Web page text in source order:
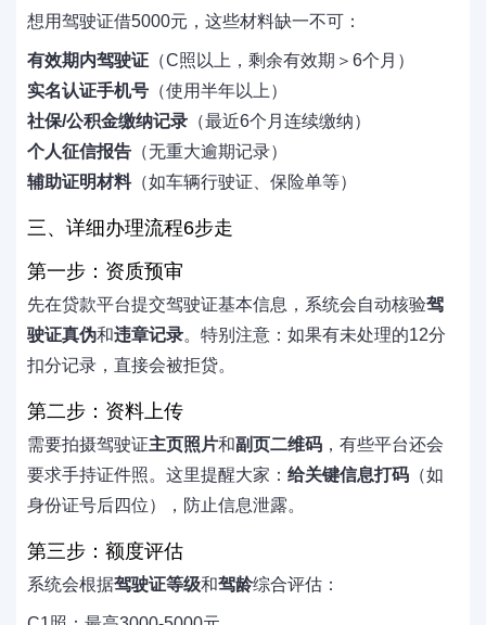
想用驾驶证借5000元，这些材料缺一不可：
有效期内驾驶证 （C照以上，剩余有效期＞6个月）
实名认证手机号 （使用半年以上）
社保/公积金缴纳记录 （最近6个月连续缴纳）
个人征信报告 （无重大逾期记录）
辅助证明材料（如车辆行驶证、保险单等）
三、详细办理流程6步走
第一步：资质预审
先在贷款平台提交驾驶证基本信息，系统会自动核验驾
驶证真伪和违章记录。特别注意：如果有未处理的12分
扣分记录，直接会被拒贷。
第二步：资料上传
需要拍摄驾驶证主页照片和副页二维码 ，有些平台还会
要求手持证件照。这里提醒大家： 给关键信息打码 （如
身份证号后四位），防止信息泄露。
第三步：额度评估
系统会根据驾驶证等级和驾龄综合评估：